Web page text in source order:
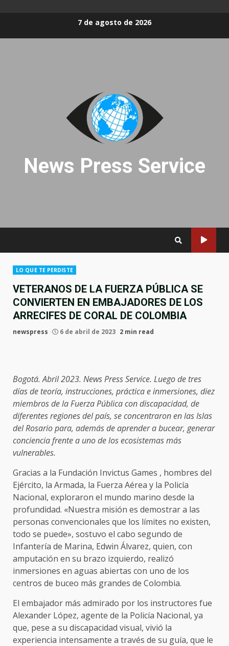
7 de agosto de 2026
News Press Service
LO QUE TE PERDISTE
VETERANOS DE LA FUERZA PÚBLICA SE
CONVIERTEN EN EMBAJADORES DE LOS
ARRECIFES DE CORAL DE COLOMBIA
newspress 6 de abril de 2023 2 min read
Bogotá. Abril 2023. News Press Service. Luego de tres
días de teoría, instrucciones, práctica e inmersiones, diez
miembros de la Fuerza Pública con discapacidad, de
diferentes regiones del país, se concentraron en las Islas
del Rosario para, además de aprender a bucear, generar
conciencia frente a uno de los ecosistemas más
vulnerables.
Gracias a la Fundación Invictus Games , hombres del
Ejército, la Armada, la Fuerza Aérea y la Policía
Nacional, exploraron el mundo marino desde la
profundidad. «Nuestra misión es demostrar a las
personas convencionales que los límites no existen,
todo se puede», sostuvo el cabo segundo de
Infantería de Marina, Edwin Álvarez, quien, con
amputación en su brazo izquierdo, realizó
inmersiones en aguas abiertas con uno de los
centros de buceo más grandes de Colombia.
El embajador más admirado por los instructores fue
Alexander López, agente de la Policía Nacional, ya
que, pese a su discapacidad visual, vivió la
experiencia intensamente a través de su guía, que le